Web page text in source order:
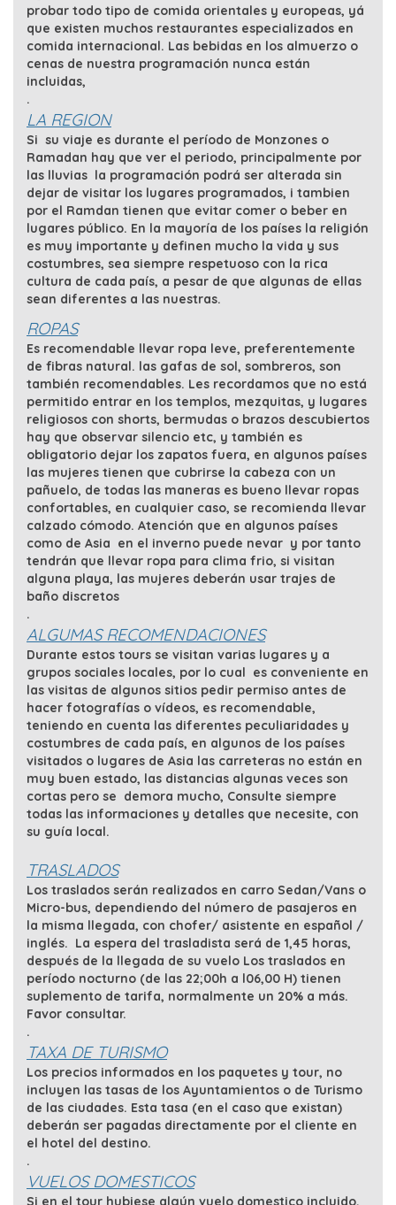
probar todo tipo de comida orientales y europeas, yá
que existen muchos restaurantes especializados en
comida internacional. Las bebidas en los almuerzo o
cenas de nuestra programación nunca están
incluidas,
.
LA REGION
Si su viaje es durante el período de Monzones o
Ramadan hay que ver el periodo, principalmente por
las lluvias la programación podrá ser alterada sin
dejar de visitar los lugares programados, i tambien
por el Ramdan tienen que evitar comer o beber en
lugares público. En la mayoría de los países la religión
es muy importante y definen mucho la vida y sus
costumbres, sea siempre respetuoso con la rica
cultura de cada país, a pesar de que algunas de ellas
sean diferentes a las nuestras.
ROPAS
Es recomendable llevar ropa leve, preferentemente
de fibras natural. las gafas de sol, sombreros, son
también recomendables. Les recordamos que no está
permitido entrar en los templos, mezquitas, y lugares
religiosos con shorts, bermudas o brazos descubiertos
hay que observar silencio etc, y también es
obligatorio dejar los zapatos fuera, en algunos países
las mujeres tienen que cubrirse la cabeza con un
pañuelo, de todas las maneras es bueno llevar ropas
confortables, en cualquier caso, se recomienda llevar
calzado cómodo. Atención que en algunos países
como de Asia en el inverno puede nevar y por tanto
tendrán que llevar ropa para clima frio, si visitan
alguna playa, las mujeres deberán usar trajes de
baño discretos
.
ALGUMAS RECOMENDACIONES
Durante estos tours se visitan varias lugares y a
grupos sociales locales, por lo cual es conveniente en
las visitas de algunos sitios pedir permiso antes de
hacer fotografías o vídeos, es recomendable,
teniendo en cuenta las diferentes peculiaridades y
costumbres de cada país, en algunos de los países
visitados o lugares de Asia las carreteras no están en
muy buen estado, las distancias algunas veces son
cortas pero se demora mucho, Consulte siempre
todas las informaciones y detalles que necesite, con
su guía local.
TRASLADOS
Los traslados serán realizados en carro Sedan/Vans o
Micro-bus, dependiendo del número de pasajeros en
la misma llegada, con chofer/ asistente en español /
inglés. La espera del trasladista será de 1,45 horas,
después de la llegada de su vuelo Los traslados en
período nocturno (de las 22;00h a l06,00 H) tienen
suplemento de tarifa, normalmente un 20% a más.
Favor consultar.
.
TAXA DE TURISMO
Los precios informados en los paquetes y tour, no
incluyen las tasas de los Ayuntamientos o de Turismo
de las ciudades. Esta tasa (en el caso que existan)
deberán ser pagadas directamente por el cliente en
el hotel del destino.
.
VUELOS DOMESTICOS
Si en el tour hubiese algún vuelo domestico incluido,